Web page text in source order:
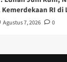
Kemerdekaan RI
Agustus 7, 2026 0